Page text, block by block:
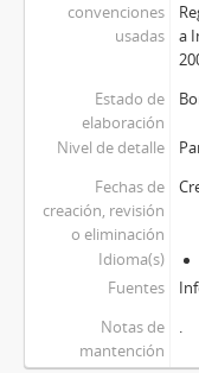
convenciones
usadas
a
Estado de
elaboración
Nivel de detalle
Fechas de
creación, revisión
o eliminación
Idioma(s)
Fuentes
Notas de
mantención
.